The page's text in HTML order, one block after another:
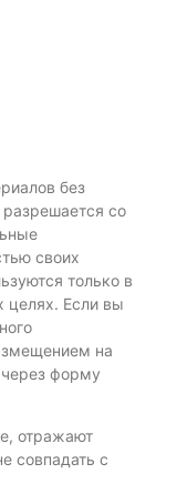
без
со
своих
только в
целях. Если вы
на
форму
отражают
совпадать с